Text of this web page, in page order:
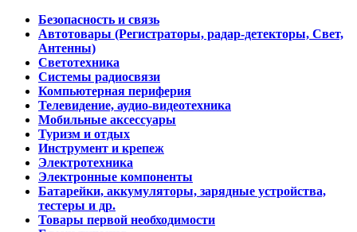
Безопасность и связь
Автотовары (Регистраторы, радар-детекторы, Свет,
Антенны)
Светотехника
Системы радиосвязи
Компьютерная периферия
Телевидение, аудио-видеотехника
Мобильные аксессуары
Туризм и отдых
Инструмент и крепеж
Электротехника
Электронные компоненты
Батарейки, аккумуляторы, зарядные устройства,
тестеры и др.
Товары первой необходимости